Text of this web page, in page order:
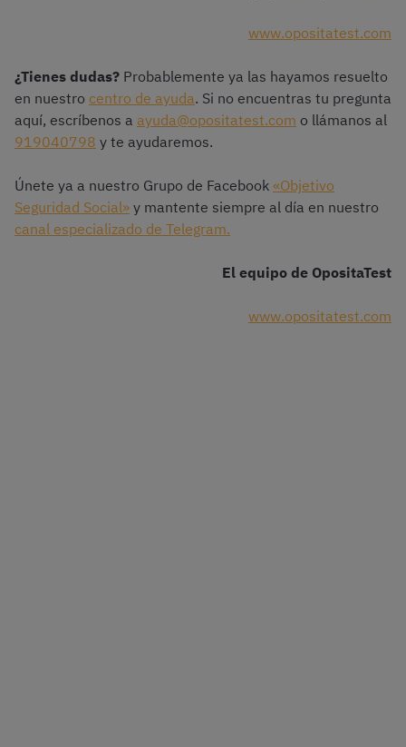
www.opositatest.com
¿Tienes dudas? Probablemente ya las hayamos resuelto
en nuestro centro de ayuda. Si no encuentras tu pregunta
aquí, escríbenos a ayuda@opositatest.com o llámanos al
919040798 y te ayudaremos.
Únete ya a nuestro Grupo de Facebook «Objetivo
Seguridad Social» y mantente siempre al día en nuestro
canal especializado de Telegram.
El equipo de OpositaTest
www.opositatest.com